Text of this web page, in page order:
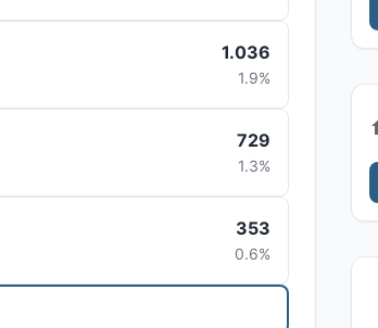
1.036
1.9%
729
1.3%
353
0.6%